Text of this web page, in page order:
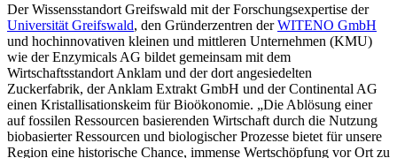
Der Wissensstandort Greifswald mit der Forschungsexpertise der
Universität Greifswald, den Gründerzentren derWITENO GmbH
und hochinnovativen kleinen und mittleren Unternehmen (KMU)
wie der Enzymicals AG bildet gemeinsam mit dem
Wirtschaftsstandort Anklam und der dort angesiedelten
Zuckerfabrik, der Anklam Extrakt GmbH und der Continental AG
einen Kristallisationskeim für Bioökonomie. „Die Ablösung einer
auf fossilen Ressourcen basierenden Wirtschaft durch die Nutzung
biobasierter Ressourcen und biologischer Prozesse bietet für unsere
Region eine historische Chance, immense Wertschöpfung vor Ort zu